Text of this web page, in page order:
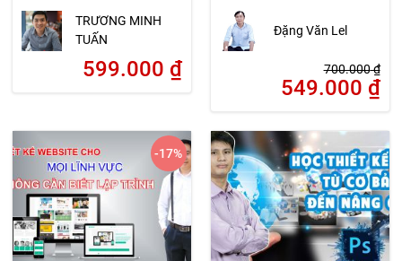
ASP.NET MVC
TRƯƠNG MINH
TUẤN
599.000 ₫
cao
Đặng Văn Lel
700.000₫
549.000 ₫
-17%